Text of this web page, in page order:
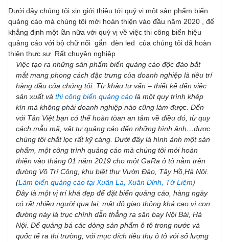
Dưới đây chúng tôi xin giới thiệu tới quý vị một sản phẩm biển
quảng cáo mà chúng tôi mới hoàn thiện vào đầu năm 2020 , để
khẳng định một lần nữa với quý vị về việc thi công biển hiệu
quảng cáo với bộ chữ nổi gắn đèn led của chúng tôi đã hoàn
thiện thực sự Rất chuyên nghiệp
Việc tạo ra những sản phẩm biển quảng cáo độc đáo bắt
mắt mang phong cách đặc trưng của doanh nghiệp là tiêu trí
hàng đầu của chúng tôi. Từ khâu tư vấn – thiết kế đến việc
sản xuất và thi công biển quảng cáo là một quy trình khép
kín mà không phải doanh nghiệp nào cũng làm được. Đến
với Tân Việt bạn có thể hoàn tòan an tâm về điều đó, từ quy
cách mẫu mã, vật tư quảng cáo đến những hình ảnh…được
chúng tôi chắt lọc rất kỹ càng. Dưới đây là hình ảnh một sản
phẩm, một công trình quảng cáo mà chúng tôi mới hoàn
thiện vào tháng 01 năm 2019 cho một GaRa ô tô nằm trên
đường Võ Trí Công, khu biệt thự Vườn Đào, Tây Hồ,Hà Nôi.
(Làm biển quảng cáo tại Xuân La, Xuân Đỉnh, Từ Liêm)
Đây là một vị trí khá đẹp để đặt biển quảng cáo, hàng ngày
có rất nhiều người qua lại, mật độ giao thông khá cao vì con
đường này là trục chính dẫn thẳng ra sân bay Nội Bài, Hà
Nội. Để quảng bá các dòng sản phẩm ô tô trong nước và
quốc tế ra thị trường, với mục đích tiêu thụ ô tô với số lượng